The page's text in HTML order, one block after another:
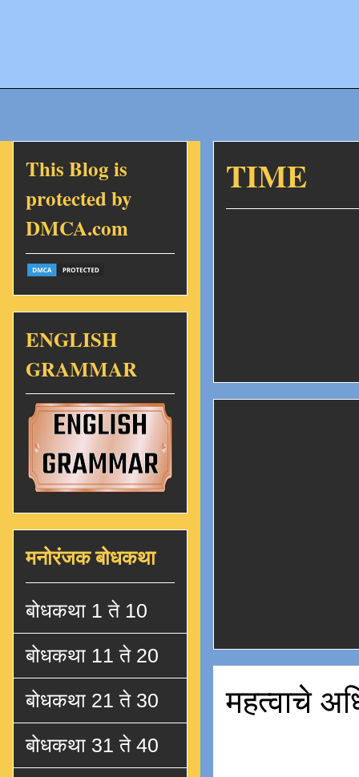
TIME
महत्वाचे
This Blog is
protected by
DMCA.com
ENGLISH
GRAMMAR
मनोरंजक बोधकथा
बोधकथा 1 ते 10
बोधकथा 11 ते 20
बोधकथा 21 ते 30
बोधकथा 31 ते 40